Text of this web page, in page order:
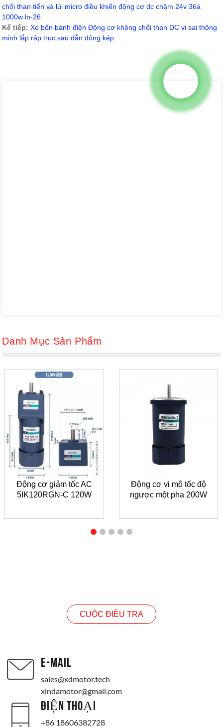
chổi than tiến và lùi micro điều khiển động cơ dc chậm 24v 36a
1000w ln-26
Kế tiếp: Xe bốn bánh điện Động cơ không chổi than DC vi sai thông
minh lắp ráp trục sau dẫn động kép
Danh Mục Sản Phẩm
Động cơ giảm tốc AC
5IK120RGN-C 120W
Động cơ vi mô tốc độ
ngược một pha 200W
CUỘC ĐIỀU TRA
E-MAIL
sales@xdmotor.tech
xindamotor@gmail.com
ĐIỆN THOẠI
+86 18606382728